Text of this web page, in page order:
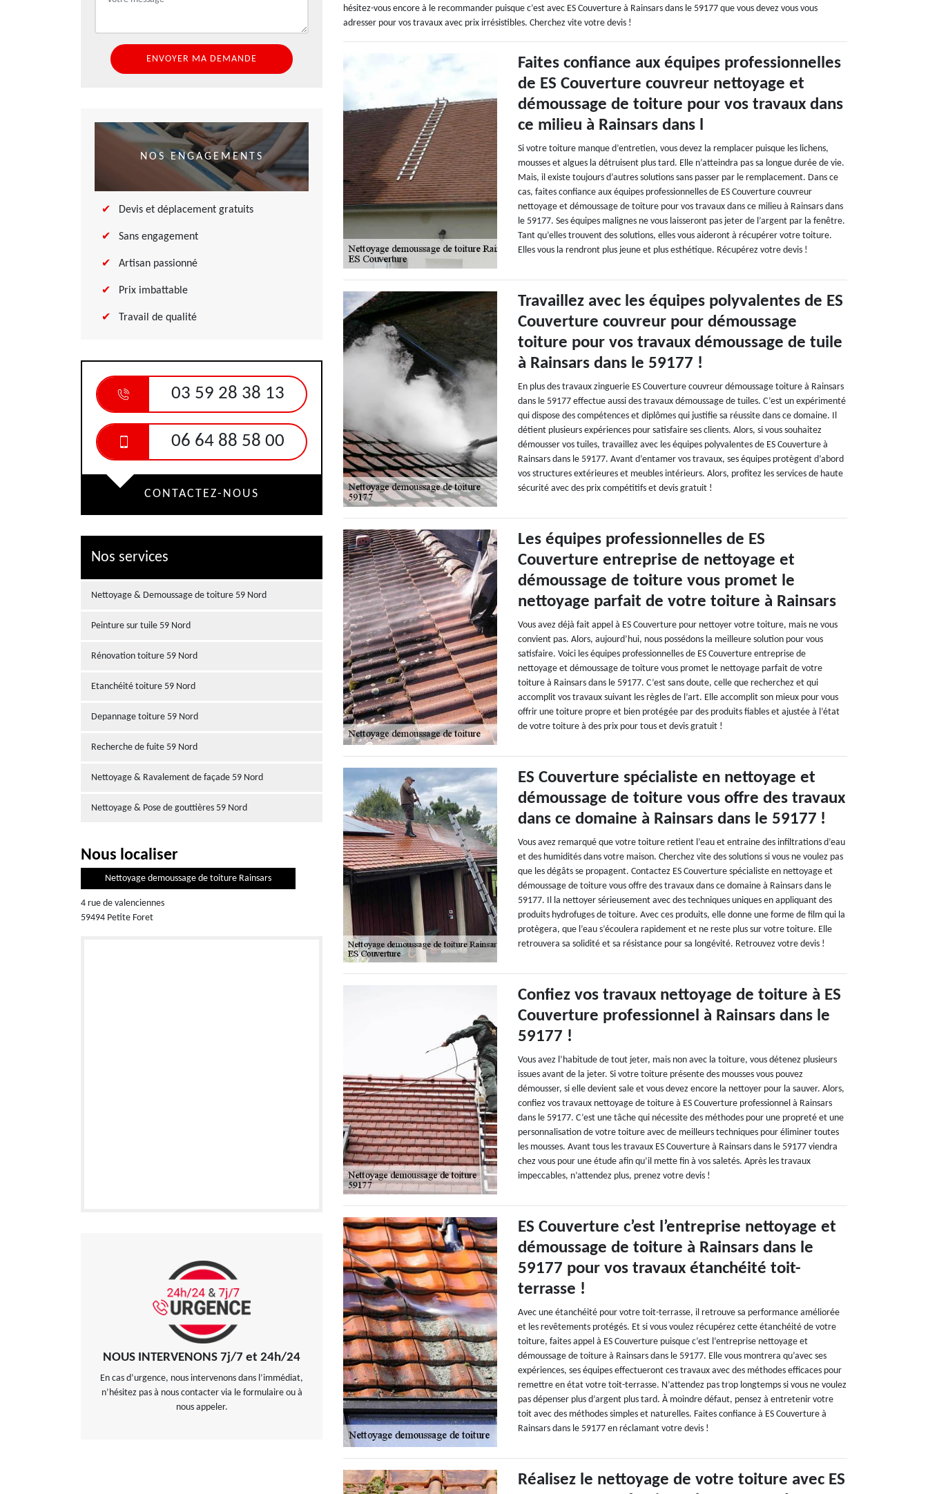
NOS ENGAGEMENTS
Devis et déplacement gratuits
Sans engagement
Artisan passionné
Prix imbattable
Travail de qualité
03 59 28 38 13
06 64 88 58 00
CONTACTEZ-NOUS
Nos services
Nettoyage & Demoussage de toiture 59 Nord
Peinture sur tuile 59 Nord
Rénovation toiture 59 Nord
Etanchéité toiture 59 Nord
Depannage toiture 59 Nord
Recherche de fuite 59 Nord
Nettoyage & Ravalement de façade 59 Nord
Nettoyage & Pose de gouttières 59 Nord
Nous localiser
Nettoyage demoussage de toiture Rainsars
4 rue de valenciennes
59494 Petite Foret
NOUS INTERVENONS 7j/7 et 24h/24
En cas d’urgence, nous intervenons dans l’immédiat,
n’hésitez pas à nous contacter via le formulaire ou à
nous appeler.
hésitez-vous encore à le recommander puisque c’est avec ES Couverture à Rainsars dans le 59177 que vous devez vous vous
adresser pour vos travaux avec prix irrésistibles. Cherchez vite votre devis !
Faites confiance aux équipes professionnelles
de ES Couverture couvreur nettoyage et
démoussage de toiture pour vos travaux dans
ce milieu à Rainsars dans l
Si votre toiture manque d’entretien, vous devez la remplacer puisque les lichens,
mousses et algues la détruisent plus tard. Elle n’atteindra pas sa longue durée de vie.
Mais, il existe toujours d’autres solutions sans passer par le remplacement. Dans ce
cas, faites confiance aux équipes professionnelles de ES Couverture couvreur
nettoyage et démoussage de toiture pour vos travaux dans ce milieu à Rainsars dans
le 59177. Ses équipes malignes ne vous laisseront pas jeter de l’argent par la fenêtre.
Tant qu’elles trouvent des solutions, elles vous aideront à récupérer votre toiture.
Elles vous la rendront plus jeune et plus esthétique. Récupérez votre devis !
Travaillez avec les équipes polyvalentes de ES
Couverture couvreur pour démoussage
toiture pour vos travaux démoussage de tuile
à Rainsars dans le 59177 !
En plus des travaux zinguerie ES Couverture couvreur démoussage toiture à Rainsars
dans le 59177 effectue aussi des travaux démoussage de tuiles. C’est un expérimenté
qui dispose des compétences et diplômes qui justifie sa réussite dans ce domaine. Il
détient plusieurs expériences pour satisfaire ses clients. Alors, si vous souhaitez
démousser vos tuiles, travaillez avec les équipes polyvalentes de ES Couverture à
Rainsars dans le 59177. Avant d’entamer vos travaux, ses équipes protègent d’abord
vos structures extérieures et meubles intérieurs. Alors, profitez les services de haute
sécurité avec des prix compétitifs et devis gratuit !
Les équipes professionnelles de ES
Couverture entreprise de nettoyage et
démoussage de toiture vous promet le
nettoyage parfait de votre toiture à Rainsars
Vous avez déjà fait appel à ES Couverture pour nettoyer votre toiture, mais ne vous
convient pas. Alors, aujourd’hui, nous possédons la meilleure solution pour vous
satisfaire. Voici les équipes professionnelles de ES Couverture entreprise de
nettoyage et démoussage de toiture vous promet le nettoyage parfait de votre
toiture à Rainsars dans le 59177. C’est sans doute, celle que recherchez et qui
accomplit vos travaux suivant les règles de l’art. Elle accomplit son mieux pour vous
offrir une toiture propre et bien protégée par des produits fiables et ajustée à l’état
de votre toiture à des prix pour tous et devis gratuit !
ES Couverture spécialiste en nettoyage et
démoussage de toiture vous offre des travaux
dans ce domaine à Rainsars dans le 59177 !
Vous avez remarqué que votre toiture retient l’eau et entraine des infiltrations d’eau
et des humidités dans votre maison. Cherchez vite des solutions si vous ne voulez pas
que les dégâts se propagent. Contactez ES Couverture spécialiste en nettoyage et
démoussage de toiture vous offre des travaux dans ce domaine à Rainsars dans le
59177. Il la nettoyer sérieusement avec des techniques uniques en appliquant des
produits hydrofuges de toiture. Avec ces produits, elle donne une forme de film qui la
protègera, que l’eau s’écoulera rapidement et ne reste plus sur votre toiture. Elle
retrouvera sa solidité et sa résistance pour sa longévité. Retrouvez votre devis !
Confiez vos travaux nettoyage de toiture à ES
Couverture professionnel à Rainsars dans le
59177 !
Vous avez l’habitude de tout jeter, mais non avec la toiture, vous détenez plusieurs
issues avant de la jeter. Si votre toiture présente des mousses vous pouvez
démousser, si elle devient sale et vous devez encore la nettoyer pour la sauver. Alors,
confiez vos travaux nettoyage de toiture à ES Couverture professionnel à Rainsars
dans le 59177. C’est une tâche qui nécessite des méthodes pour une propreté et une
personnalisation de votre toiture avec de meilleurs techniques pour éliminer toutes
les mousses. Avant tous les travaux ES Couverture à Rainsars dans le 59177 viendra
chez vous pour une étude afin qu’il mette fin à vos saletés. Après les travaux
impeccables, n’attendez plus, prenez votre devis !
ES Couverture c’est l’entreprise nettoyage et
démoussage de toiture à Rainsars dans le
59177 pour vos travaux étanchéité toit-
terrasse !
Avec une étanchéité pour votre toit-terrasse, il retrouve sa performance améliorée
et les revêtements protégés. Et si vous voulez récupérez cette étanchéité de votre
toiture, faites appel à ES Couverture puisque c’est l’entreprise nettoyage et
démoussage de toiture à Rainsars dans le 59177. Elle vous montrera qu’avec ses
expériences, ses équipes effectueront ces travaux avec des méthodes efficaces pour
remettre en état votre toit-terrasse. N’attendez pas trop longtemps si vous ne voulez
pas dépenser plus d’argent plus tard. À moindre défaut, pensez à entretenir votre
toit avec des méthodes simples et naturelles. Faites confiance à ES Couverture à
Rainsars dans le 59177 en réclamant votre devis !
Réalisez le nettoyage de votre toiture avec ES